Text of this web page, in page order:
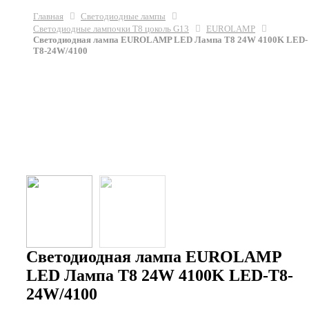
Главная
Светодиодные лампы
Светодиодные лампочки T8 цоколь G13
EUROLAMP
Светодиодная лампа EUROLAMP LED Лампа T8 24W 4100K LED-
T8-24W/4100
Светодиодная лампа EUROLAMP
LED Лампа T8 24W 4100K LED-T8-
24W/4100